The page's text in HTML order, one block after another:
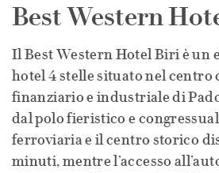
Best Western
Il Best Western Hotel Biri è un
hotel 4 stelle situato nel centro
finanziario e industriale di
dal polo fieristico e
ferroviaria e il centro storico
minuti, mentre l’accesso